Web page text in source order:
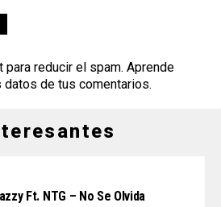
reducir el spam. Aprende
de tus comentarios.
Ft. NTG – No Se Olvida